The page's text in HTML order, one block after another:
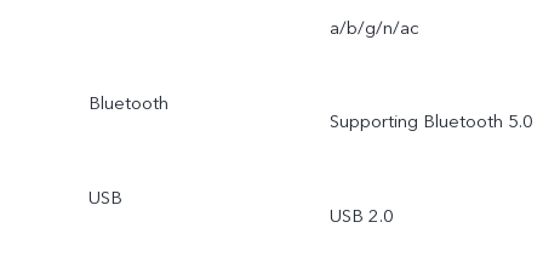
Stickers
a/b/g/n/ac
Bluetooth
Supporting Bluetooth 5.0
USB
USB 2.0